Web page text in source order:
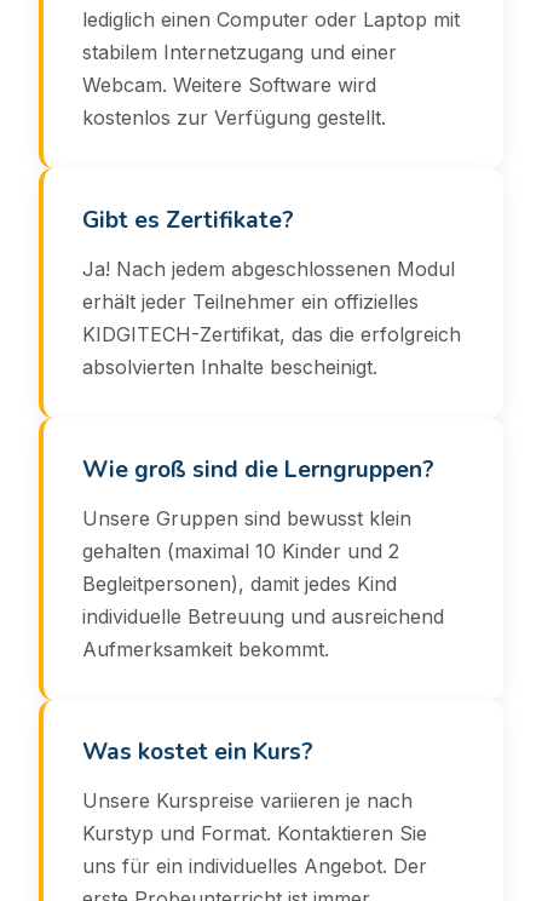
lediglich einen Computer oder Laptop mit
stabilem Internetzugang und einer
Webcam. Weitere Software wird
kostenlos zur Verfügung gestellt.
Gibt es Zertifikate?
Ja! Nach jedem abgeschlossenen Modul
erhält jeder Teilnehmer ein offizielles
KIDGITECH-Zertifikat, das die erfolgreich
absolvierten Inhalte bescheinigt.
Wie groß sind die Lerngruppen?
Unsere Gruppen sind bewusst klein
gehalten (maximal 10 Kinder und 2
Begleitpersonen), damit jedes Kind
individuelle Betreuung und ausreichend
Aufmerksamkeit bekommt.
Was kostet ein Kurs?
Unsere Kurspreise variieren je nach
Kurstyp und Format. Kontaktieren Sie
uns für ein individuelles Angebot. Der